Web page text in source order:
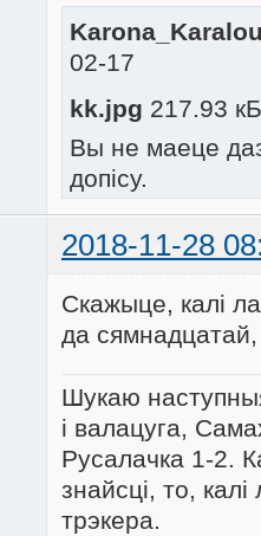
02-17
kk.jpg 217.93
Вы не маеце
допісу.
2018-11-28
Скажыце, калі
да сямнадцатай,
Шукаю
і валацуга,
Русалачка 1-2.
знайсці, то,
трэкера.